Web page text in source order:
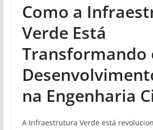
Como a
Verde Está
Transformando
na Engenharia
A Infraestrutura Verde está